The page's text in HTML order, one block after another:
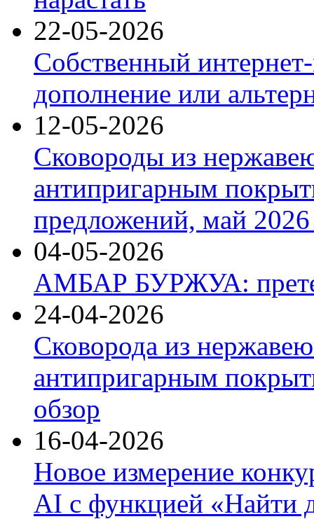
22-05-2026
Собственный
дополнение или
12-05-2026
Сковороды из
антипригарным
предложений, май 2026
04-05-2026
АМБАР БУРЖУА:
24-04-2026
Сковорода из
антипригарным
обзор
16-04-2026
Новое измерение
AI с функцией «Найти